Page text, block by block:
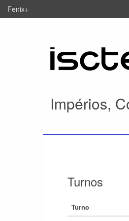
Fenix+
Impérios,
Turnos
Turno